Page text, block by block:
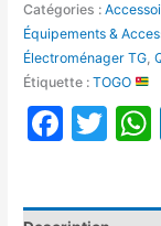
Catégories :
Équipements &
Électroménager TG,
Étiquette :TOGO